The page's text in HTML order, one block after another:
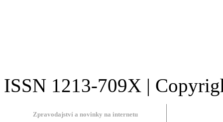
ISSN 1213-709X |
Zpravodajství a novinky na internetu